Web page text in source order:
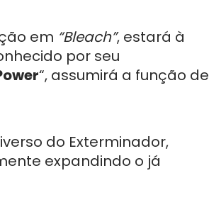
em “Bleach”, estará à
por seu
“, assumirá a função de
do Exterminador,
expandindo o já